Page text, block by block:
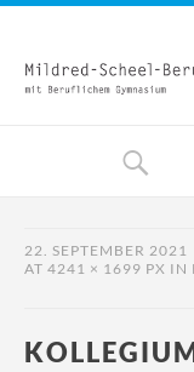
22. SEPTEMBER 2021
AT 4241 × 1699 PX IN